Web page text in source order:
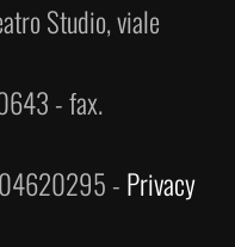
Studio, viale
- fax.
- Privacy